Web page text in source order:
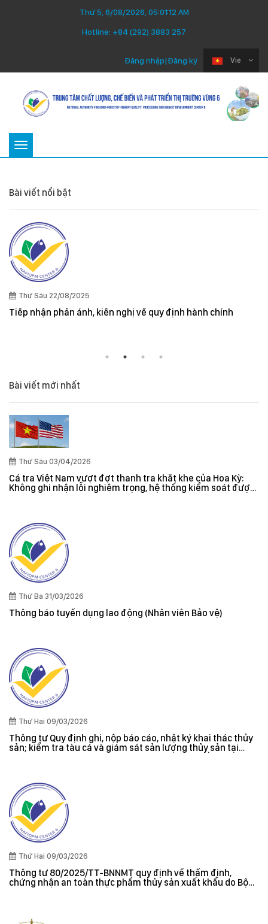
Thứ 5, 6/08/2026, 05:01:12 AM
Hotline: +84 (292) 3883 257
Vie
Đăng nhập|Đăng ký
Toggle
Bài viết nổi bật
Thứ Ba 22/07/2025
và New Zealand
Bài viết mới nhất
Thứ Sáu 03/04/2026
Cá tra Việt Nam vượt đợt thanh tra khắt khe của Hoa Kỳ:
Không ghi nhận lỗi nghiêm trọng, hệ thống kiểm soát được
Thứ Ba 31/03/2026
Thông báo tuyển dụng lao động (Nhân viên Bảo vệ)
Thứ Hai 09/03/2026
Thông tư Quy định ghi, nộp báo cáo, nhật ký khai thác thủy
sản; kiểm tra tàu cá và giám sát sản lượng thủy sản tại
Thứ Hai 09/03/2026
Thông tư 80/2025/TT-BNNMT quy định về thẩm định,
chứng nhận an toàn thực phẩm thủy sản xuất khẩu do Bộ